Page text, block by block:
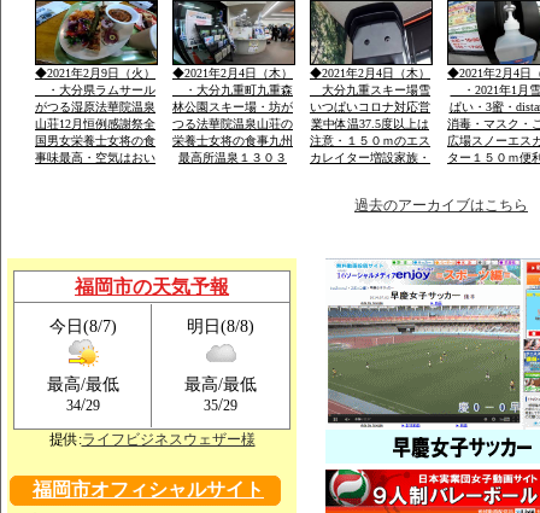
大島・栽培管理など
から・レンタルウェア
一流メーカー用意
荘九州最高所１３０３
ｍ天然温泉
山１９９５・１
257年ぶり噴火
りできる法華院
1470年入山・白
山伏修練場
◆2021年2月9日（火）
・大分県ラムサール
がつる湿原法華院温泉
山荘12月恒例感謝祭全
国男女栄養士女将の食
事味最高・空気はおい
◆2021年2月4日（木）
・大分九重町九重森
林公園スキー場・坊が
つる法華院温泉山荘の
栄養士女将の食事九州
最高所温泉１３０３
◆2021年2月4日（木）
大分九重スキー場雪
いつぱいコロナ対応営
業中体温37.5度以上は
注意・１５０ｍのエス
カレイター増設家族・
◆2021年2月4日
・2021年1月
ぱい・3蜜・
消毒・マスク・
広場スノーエス
ター１５０ｍ便
過去のアーカイブはこちら
福岡市の天気予報
今日(8/7)
最高/最低
34/29
明日(8/8)
最高/最低
35/29
提供:ライフビジネスウェザー様
福岡市オフィシャルサイト